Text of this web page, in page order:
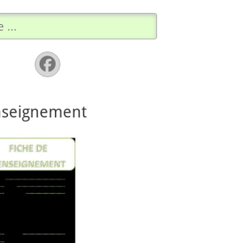
:
Facebook